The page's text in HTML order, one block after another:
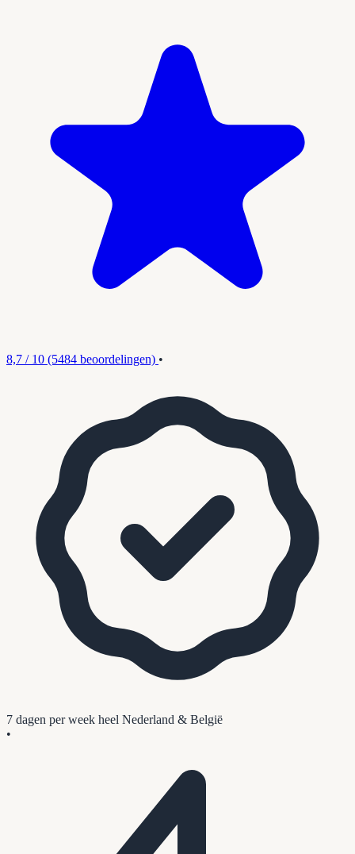
8,7 / 10 (5484 beoordelingen) •
7 dagen per week heel Nederland & België
•